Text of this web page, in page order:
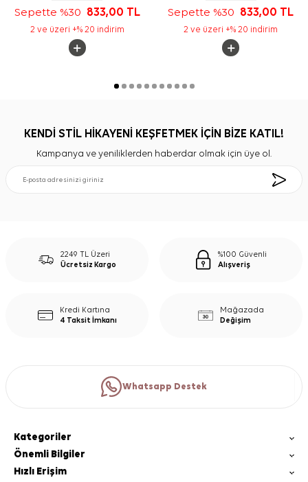
Sepette %30 833,00 TL
2 ve üzeri +% 20 indirim
Sepette %30 833,00 TL
2 ve üzeri +% 20 indirim
KENDİ STİL HİKAYENİ KEŞFETMEK İÇİN BİZE KATIL!
Kampanya ve yeniliklerden haberdar olmak için üye ol.
2249 TL Üzeri
Ücretsiz Kargo
%100 Güvenli
Alışveriş
Kredi Kartına
4 Taksit İmkanı
Mağazada
Değişim
Whatsapp Destek
Kategoriler
Önemli Bilgiler
Hızlı Erişim